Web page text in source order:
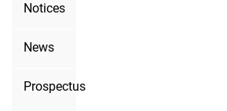
Notices
News
Prospectus